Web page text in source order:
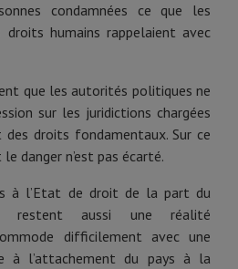
condamnées ce que les
humains rappelaient avec
que les autorités politiques ne
sur les juridictions chargées
droits fondamentaux. Sur ce
danger n’est pas écarté.
à l’Etat de droit de la part du
restent aussi une réalité
difficilement avec une
à l’attachement du pays à la